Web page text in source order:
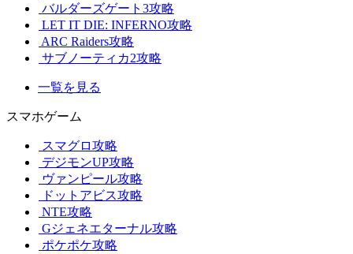
バルダーズゲート3攻略
LET IT DIE: INFERNO攻略
ARC Raiders攻略
サブノーティカ2攻略
一覧を見る
スマホゲーム
スマグロ攻略
デジモンUP攻略
ヴァンピール攻略
ドットアビス攻略
NTE攻略
Gジェネエターナル攻略
ポケポケ攻略